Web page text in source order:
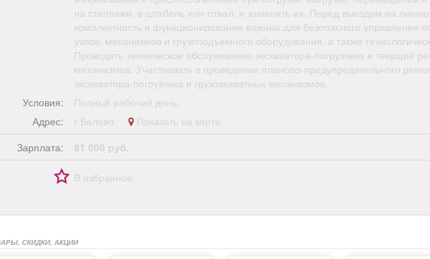
на стеллажи, в штабель или отвал, и заменять их. Перед выездом на линию
комплектность и функционирование важных для безопасного управления
узлов, механизмов и грузоподъемного оборудования, а также
Проводить техническое обслуживание экскаватора-погрузчика и текущий
механизмов. Участвовать в проведении планово-предупредительного
экскаватора-погрузчика и грузозахватных механизмов.
Условия:
Полный рабочий день.
Адрес:
г Белово
Показать на карте
Зарплата:
81 000 руб.
В избранное
СКИДКИ, АКЦИИ